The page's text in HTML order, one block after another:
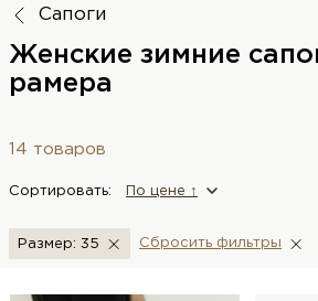
Сапоги
Женские зимние
рамера
14 товаров
Сортировать: По цене ↑
Размер: 35 Сбросить фильтры